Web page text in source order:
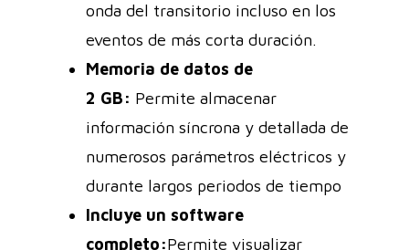
onda del transitorio incluso en los
eventos de más corta duración.
Memoria de datos de
2 GB: Permite almacenar
información síncrona y detallada de
numerosos parámetros eléctricos y
durante largos periodos de tiempo
Incluye un software
completo:Permite visualizar